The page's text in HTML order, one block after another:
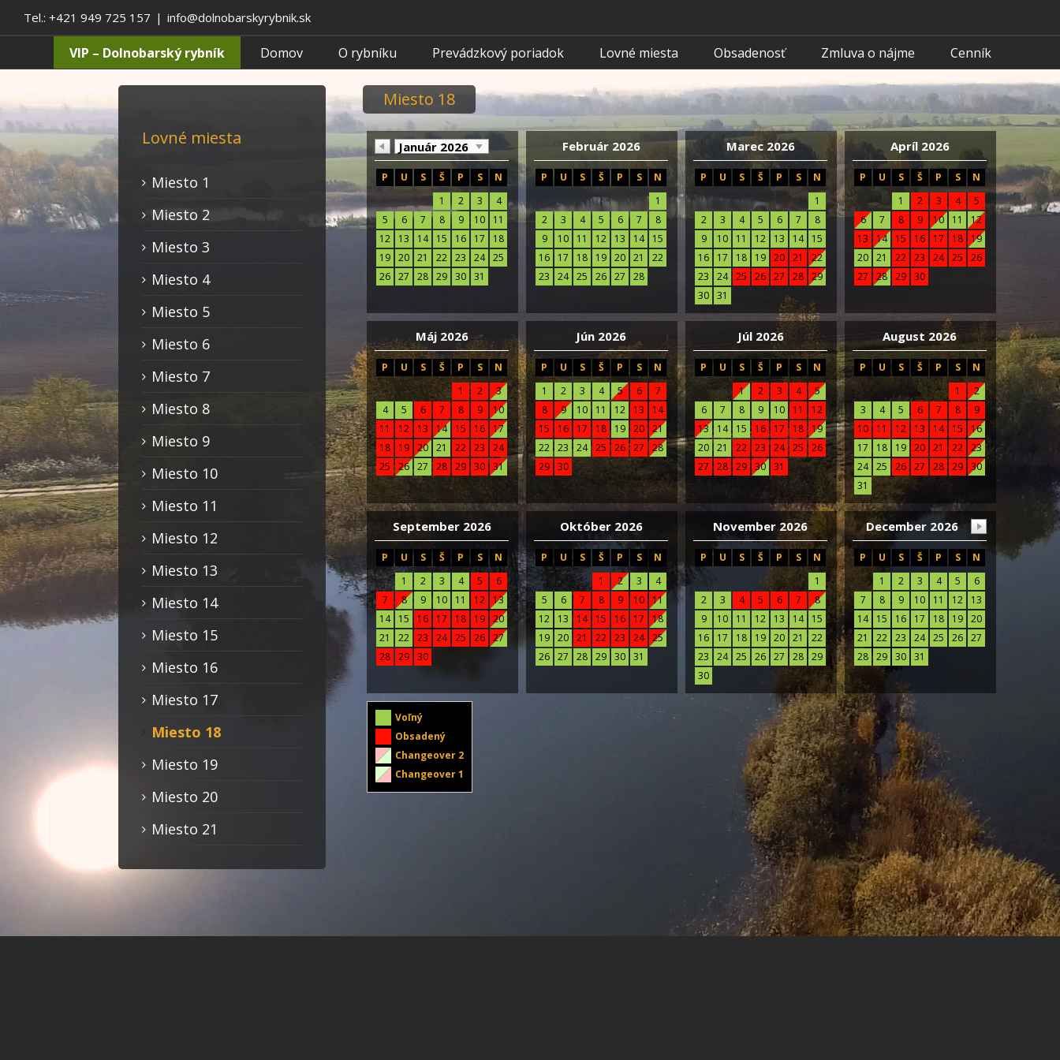
Tel.: +421 949 725 157 | info@dolnobarskyrybnik.sk
VIP – Dolnobarský rybník Domov O rybníku Prevádzkový poriadok Lovné miesta Obsadenosť Zmluva o nájme Cenník
Lovné miesta
Miesto 1
Miesto 2
Miesto 3
Miesto 4
Miesto 5
Miesto 6
Miesto 7
Miesto 8
Miesto 9
Miesto 10
Miesto 11
Miesto 12
Miesto 13
Miesto 14
Miesto 15
Miesto 16
Miesto 17
Miesto 18
Miesto 19
Miesto 20
Miesto 21
Miesto 18
Január 2026
P U S Š P S
N
1
2 3
4
5
6 7 8 9 10
11
12
13 14 15 16 17
18
19
20 21 22 23 24 25
26
27 28 29 30 31
Február 2026
P U S Š P S
N
1
2
3 4 5 6 7
8
9
10 11 12 13 14
15
16
17 18 19 20 21
22
23
24 25 26 27 28
Marec 2026
P U S Š P S
N
1
2
3 4 5 6 7
8
9
10 11 12 13 14
15
16
17 18 19 20 21
22
23
24 25 26 27 28
29
30
31
Apríl 2026
P U S Š P S
N
1
2 3 4
5
6
7 8 9 10 11
12
13
14 15 16 17 18
19
20
21 22 23 24 25
26
27
28 29 30
Máj 2026
P U S Š P S
N
1
2
3
4
5 6 7 8 9
10
11
12 13 14 15 16
17
18
19 20 21 22 23
24
25
26 27 28 29 30 31
Jún 2026
P U S Š P S
N
1
2 3 4 5 6
7
8
9 10 11 12 13
14
15
16 17 18 19 20
21
22
23 24 25 26 27
28
29
30
Júl 2026
P U S Š P S
N
1
2 3 4
5
6
7 8 9 10 11
12
13
14 15 16 17 18
19
20
21 22 23 24 25
26
27
28 29 30 31
August 2026
P U S Š P S
N
1
2
3
4 5 6 7 8
9
10
11 12 13 14 15
16
17
18 19 20 21 22
23
24 25 26 27 28 29
30
31
September 2026
P U S Š P S
N
1
2 3 4 5
6
7
8 9 10 11 12
13
14
15 16 17 18 19
20
21
22 23 24 25 26
27
28
29 30
Október 2026
P U S Š P S
N
1
2 3
4
5
6 7 8 9 10
11
12
13 14 15 16 17
18
19
20 21 22 23 24 25
26
27 28 29 30 31
November 2026
P U S Š P S
N
1
2
3 4 5 6 7
8
9
10 11 12 13 14
15
16
17 18 19 20 21
22
23
24 25 26 27 28
29
30
December 2026
P U S Š P S
N
1
2 3 4 5
6
7
8 9 10 11 12
13
14
15 16 17 18 19
20
21
22 23 24 25 26
27
28
29 30 31
Voľný
Obsadený
Changeover 2
Changeover 1